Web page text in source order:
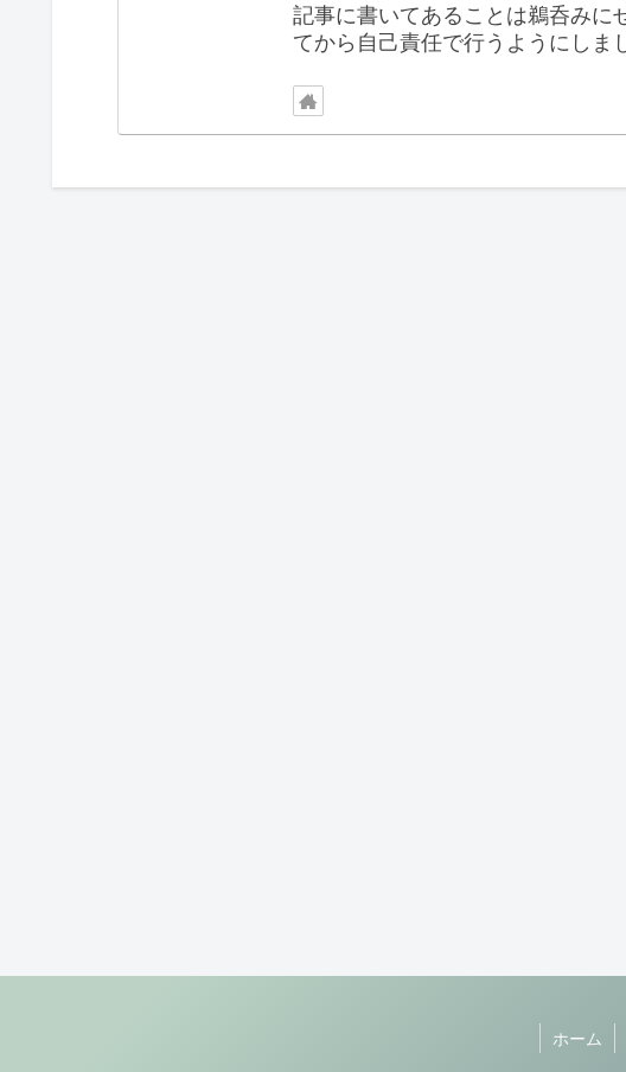
記事に書いてあることは鵜呑みに
てから自己責任で行うようにしま
ホーム